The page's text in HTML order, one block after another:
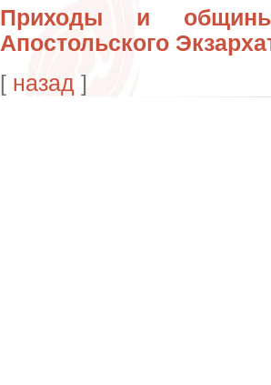
Приходы и общины
Апостольского
[ назад ]